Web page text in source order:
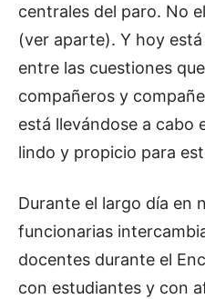
centrales del paro. No
(ver aparte). Y hoy
entre las cuestiones
compañeros y
está llevándose a cabo
lindo y propicio para
Durante el largo día en
funcionarias
docentes durante el
con estudiantes y con